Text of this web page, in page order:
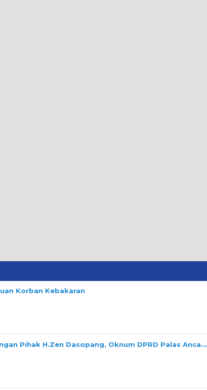
Korban Kebakaran
Pihak H.Zen Dasopang, Oknum DPRD Palas Anca…